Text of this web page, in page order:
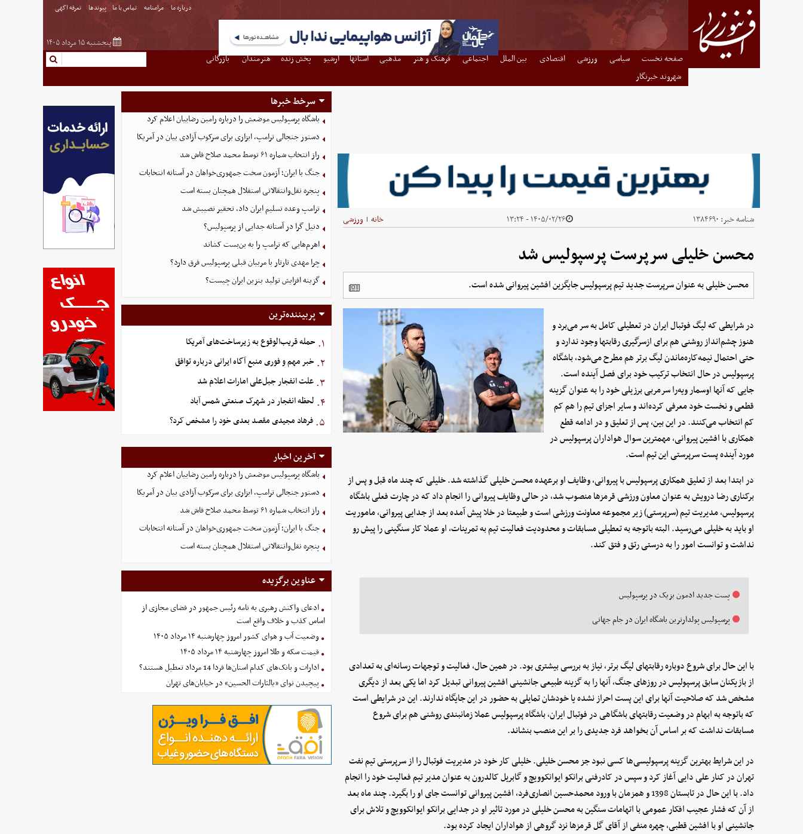
درباره ما مرامنامه تماس با ما پیوندها تعرفه اگهی
پنجشنبه ۱۵ مرداد ۱۴۰۵
صفحه نخست سیاسی ورزشی اقتصادی بین الملل اجتماعی فرهنگ و هنر مذهبی استانها آرشیو پخش زنده هنرمندان
بازرگانی
شهروند خبرنگار
شناسه خبر: ۱۳۸۴۶۹۰ ۱۴۰۵/۰۲/۲۶ - ۱۳:۲۴ خانه | ورزشی
محسن خلیلی سرپرست پرسپولیس شد
محسن خلیلی به عنوان سرپرست جدید تیم پرسپولیس جایگزین افشین پیروانی شده است.
در شرایطی که لیگ فوتبال ایران در تعطیلی کامل به سر می‌برد و
هنوز چشم‌انداز روشنی هم برای ازسرگیری رقابتها وجود ندارد و
حتی احتمال نیمه‌کاره‌ماندن لیگ برتر هم مطرح می‌شود، باشگاه
پرسپولیس در حال انتخاب ترکیب خود برای فصل آینده است.
جایی که آنها اوسمار ویه‌را سرمربی برزیلی خود را به عنوان گزینه
قطعی و نخست خود معرفی کرده‌اند و سایر اجزای تیم را هم کم
کم انتخاب می‌کنند. در این بین، پس از تعلیق و در ادامه قطع
همکاری با افشین پیروانی، مهمترین سوال هواداران پرسپولیس در
مورد آینده پست سرپرستی این تیم است.
در ابتدا بعد از تعلیق همکاری پرسپولیس با پیروانی، وظایف او برعهده محسن خلیلی گذاشته شد. خلیلی که چند ماه قبل و پس از
برکناری رضا درویش به عنوان معاون ورزشی قرمزها منصوب شد، در حالی وظایف پیروانی را انجام داد که در چارت فعلی باشگاه
پرسپولیس، مدیریت تیم (سرپرستی) زیر مجموعه معاونت ورزشی است و طبیعتا در خلا پیش آمده بعد از جدایی پیروانی، ماموریت
او باید به خلیلی می‌رسید. البته باتوجه به تعطیلی مسابقات و محدودیت فعالیت تیم به تمرینات، او عملا کار سنگینی را پیش رو
نداشت و توانست امور را به درستی رتق و فتق کند.
پست جدید ادمون بزیک در پرسپولیس
پرسپولیس پولدارترین باشگاه ایران در جام جهانی
با این حال برای شروع دوباره رقابتهای لیگ برتر، نیاز به بررسی بیشتری بود. در همین حال، فعالیت و توجهات رسانه‌ای به تعدادی
از بازیکنان سابق پرسپولیس در روزهای جنگ، آنها را به گزینه طبیعی جانشینی افشین پیروانی تبدیل کرد اما یکی بعد از دیگری
مشخص شد که صلاحیت آنها برای این پست احراز نشده یا خودشان تمایلی به حضور در این جایگاه ندارند. این در شرایطی است
که باتوجه به ابهام در وضعیت رقابتهای باشگاهی در فوتبال ایران، باشگاه پرسپولیس عملا زمانبندی روشنی هم برای شروع
مسابقات نداشت که بر اساس آن بخواهد فرد جدیدی را بر این منصب بنشاند.
در این شرایط بهترین گزینه پرسپولیسی‌ها کسی نبود جز محسن خلیلی. خلیلی کار خود در مدیریت فوتبال را از سرپرستی تیم نفت
تهران در کنار علی دایی آغاز کرد و سپس در کادرفنی برانکو ایوانکوویچ و گابریل کالدرون به عنوان مدیر تیم فعالیت خود را انجام
داد. با این حال در تابستان 1398 و همزمان با ورود محمدحسین انصاری‌فرد، افشین پیروانی توانست جای او را بگیرد. چند ماه بعد
از آن که فشار عجیب افکار عمومی با اتهامات سنگین به محسن خلیلی در مورد تاثیر او در جدایی برانکو ایوانکوویچ و تلاش برای
جانشینی او با افشین قطبی، چهره منفی از آقای گل قرمزها نزد گروهی از هواداران ایجاد کرده بود.
سرخط خبرها
باشگاه پرسپولیس موضعش را درباره رامین رضاییان اعلام کرد
دستور جنجالی ترامپ، ابزاری برای سرکوب آزادی بیان در آمریکا
راز انتخاب شماره ۶۱ توسط محمد صلاح فاش شد
جنگ با ایران؛ آزمون سخت جمهوری‌خواهان در آستانه انتخابات
پنجره نقل‌وانتقالاتی استقلال همچنان بسته است
ترامپ وعده تسلیم ایران داد، تحقیر نصیبش شد
دنیل گرا در آستانه جدایی از پرسپولیس؟
اهرم‌هایی که ترامپ را به بن‌بست کشاند
چرا مهدی تارتار با مربیان قبلی پرسپولیس فرق دارد؟
گزینه‌ افزایش تولید بنزین ایران چیست؟
پربیننده‌ترین
۱. حمله قریب‌الوقوع به زیرساخت‌های آمریکا
۲. خبر مهم و فوری منبع آگاه ایرانی درباره توافق
۳. علت انفجار جبل‌علی امارات اعلام شد
۴. لحظه انفجار در شهرک صنعتی شمس آباد
۵. فرهاد مجیدی مقصد بعدی خود را مشخص کرد؟
آخرین اخبار
باشگاه پرسپولیس موضعش را درباره رامین رضاییان اعلام کرد
دستور جنجالی ترامپ، ابزاری برای سرکوب آزادی بیان در آمریکا
راز انتخاب شماره ۶۱ توسط محمد صلاح فاش شد
جنگ با ایران؛ آزمون سخت جمهوری‌خواهان در آستانه انتخابات
پنجره نقل‌وانتقالاتی استقلال همچنان بسته است
عناوین برگزیده
ادعای واکنش رهبری به نامه رئیس جمهور در فضای مجازی از
اساس کذب و خلاف واقع است
وضعیت آب و هوای کشور امروز چهارشنبه ۱۴ مرداد ۱۴۰۵
قیمت سکه و طلا امروز چهارشنبه ۱۴ مرداد ۱۴۰۵
ادارات و بانک‌های کدام استان‌ها فردا 14 مرداد تعطیل هستند؟
پیچیدن نوای «یالثارات الحسین» در خیابان‌های تهران